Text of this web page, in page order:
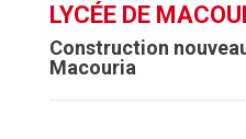
LYCÉE DE
Construction
Macouria